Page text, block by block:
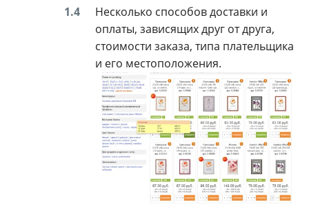
Несколько способов доставки и
оплаты, зависящих друг от друга,
стоимости заказа, типа плательщика
и его местоположения.